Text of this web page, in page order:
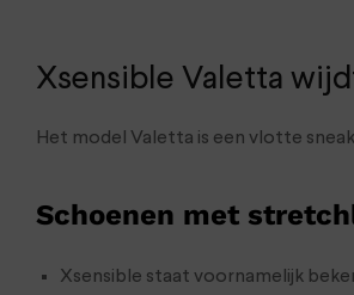
Xsensible Valetta
Het model Valetta is een vlotte
Schoenen met
Xsensible staat voornamelijk